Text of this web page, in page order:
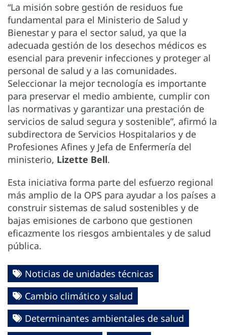
“La misión sobre gestión de residuos fue
fundamental para el Ministerio de Salud y
Bienestar y para el sector salud, ya que la
adecuada gestión de los desechos médicos es
esencial para prevenir infecciones y proteger al
personal de salud y a las comunidades.
Seleccionar la mejor tecnología es importante
para preservar el medio ambiente, cumplir con
las normativas y garantizar una prestación de
servicios de salud segura y sostenible”, afirmó la
subdirectora de Servicios Hospitalarios y de
Profesiones Afines y Jefa de Enfermería del
ministerio, Lizette Bell.
Esta iniciativa forma parte del esfuerzo regional
más amplio de la OPS para ayudar a los países a
construir sistemas de salud sostenibles y de
bajas emisiones de carbono que gestionen
eficazmente los riesgos ambientales y de salud
pública.
Noticias de unidades técnicas
Cambio climático y salud
Determinantes ambientales de salud